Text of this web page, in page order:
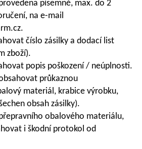
písemně, max. do 2
na e-mail
číslo zásilky a dodací list
zboží).
popis poškození / neúplnosti.
průkaznou
materiál, krabice výrobku,
obsah zásilky).
obalového materiálu,
i škodní protokol od